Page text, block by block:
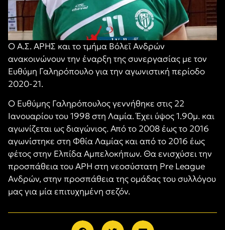
Ο Α.Σ. ΑΡΗΣ και το τμήμα Βόλεϊ Ανδρών
ανακοινώνουν την έναρξη της συνεργασίας με τον
Ευθύμη Γαληρόπουλο για την αγωνιστική περίοδο
2020-21.
Ο Ευθύμης Γαληρόπουλος γεννήθηκε στις 22
Ιανουαρίου του 1998 στη Λαμία. Έχει ύψος 1.90μ. και
αγωνίζεται ως διαγώνιος. Από το 2008 έως το 2016
αγωνίστηκε στη Φθία Λαμίας και από το 2016 έως
φέτος στην Ελπίδα Αμπελοκήπων. Θα ενισχύσει την
προσπάθεια του ΑΡΗ στη νεοσύστατη Pre League
Ανδρών, στην προσπάθεια της ομάδας του συλλόγου
μας για μία επιτυχημένη σεζόν.